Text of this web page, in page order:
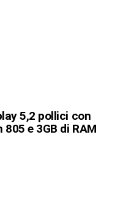
5,2 pollici con
e 3GB di RAM